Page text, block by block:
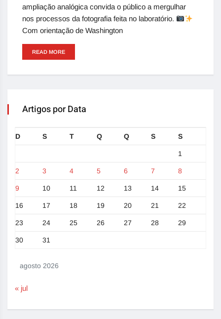
ampliação analógica convida o público a mergulhar
nos processos da fotografia feita no laboratório.
Com orientação de Washington
READ MORE
Artigos por Data
agosto 2026
D S T Q Q S S
1
2 3 4 5 6 7 8
9 10 11 12 13 14 15
16 17 18 19 20 21 22
23 24 25 26 27 28 29
30 31
« jul